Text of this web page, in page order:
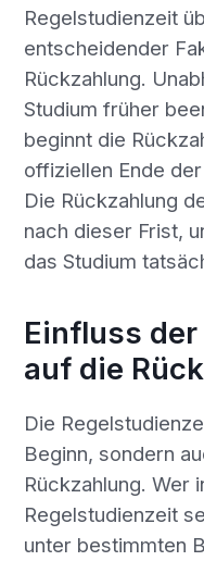
Regelstudienzeit
entscheidender
Rückzahlung.
Studium früher
beginnt die
offiziellen Ende
Die Rückzahlung
nach dieser Frist,
das Studium
Einfluss
auf die
Die
Beginn, sondern
Rückzahlung. Wer
Regelstudienzeit
unter bestimmten